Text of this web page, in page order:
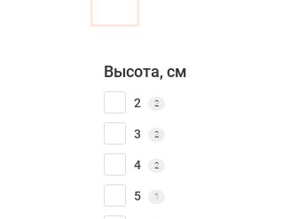
Высота, см
2 2
3 2
4 2
5 1